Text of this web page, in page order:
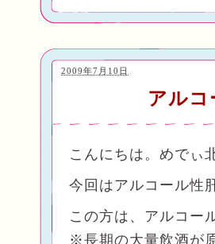
アルコ
2009年7月10日
こんにちは。めでぃ
今回はアルコール性
この方は、アルコー
※長期の大量飲酒が